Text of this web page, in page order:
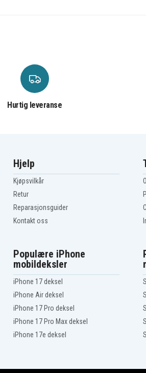
Hurtig leveranse
Hjelp
Kjøpsvilkår
Retur
Reparasjonsguider
Kontakt oss
Populære iPhone
mobildeksler
iPhone 17 deksel
iPhone Air deksel
iPhone 17 Pro deksel
iPhone 17 Pro Max deksel
iPhone 17e deksel